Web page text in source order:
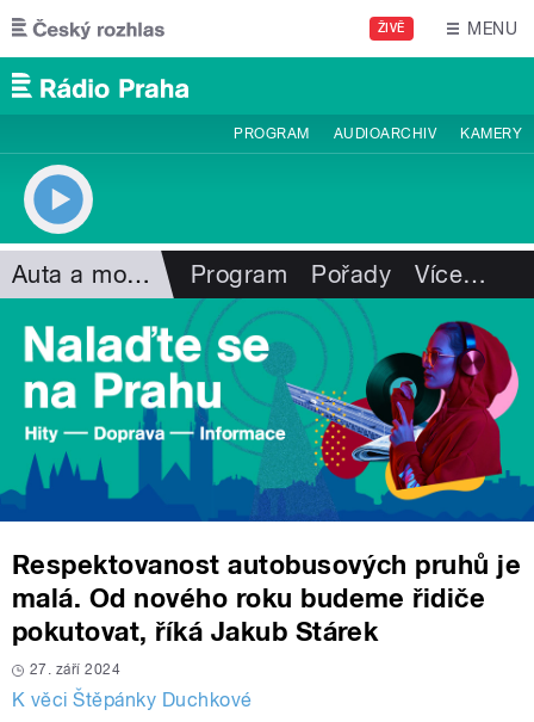
Přejít k hlavnímu obsahu
ŽIVĚ MENU
PROGRAM AUDIOARCHIV KAMERY
Auta a motorismus Program Pořady Více…
Respektovanost autobusových pruhů je
malá. Od nového roku budeme řidiče
pokutovat, říká Jakub Stárek
27. září 2024
K věci Štěpánky Duchkové